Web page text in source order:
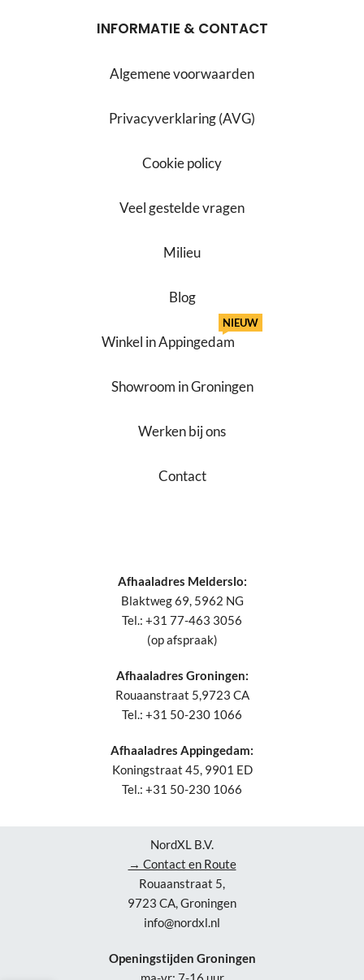
INFORMATIE & CONTACT
Algemene voorwaarden
Privacyverklaring (AVG)
Cookie policy
Veel gestelde vragen
Milieu
Blog
Winkel in Appingedam
NIEUW
Showroom in Groningen
Werken bij ons
Contact
Afhaaladres Melderslo:
Blaktweg 69, 5962 NG
Tel.: +31 77-463 3056
(op afspraak)
Afhaaladres Groningen:
Rouaanstraat 5,9723 CA
Tel.: +31 50-230 1066
Afhaaladres Appingedam:
Koningstraat 45, 9901 ED
Tel.: +31 50-230 1066
NordXL B.V.
→ Contact en Route
Rouaanstraat 5,
9723 CA, Groningen
info@nordxl.nl
Openingstijden Groningen